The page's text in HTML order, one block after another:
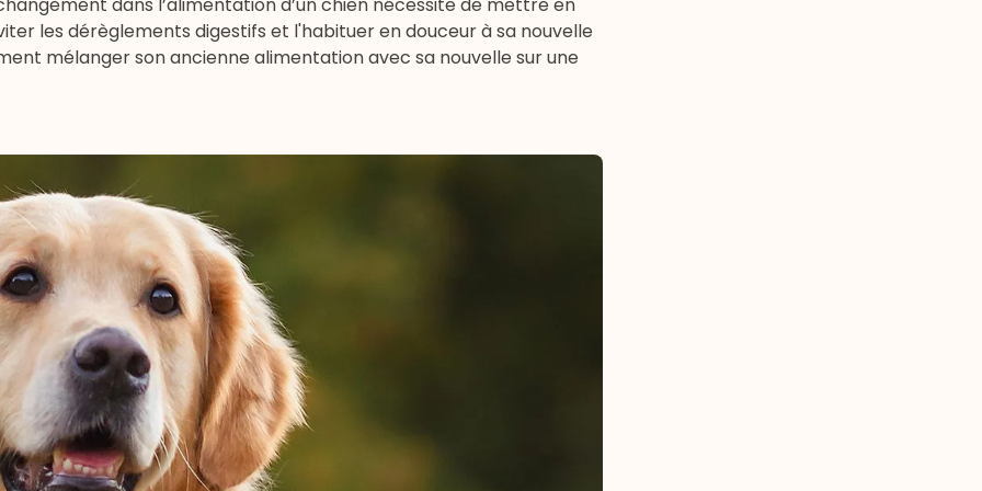
les dérèglements digestifs et l'habituer en douceur à sa nouvelle
mélanger son ancienne alimentation avec sa nouvelle sur une